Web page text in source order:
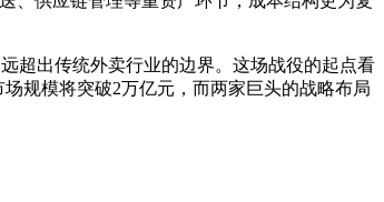
超出传统外卖行业的边界。这场战役的起点看
规模将突破2万亿元，而两家巨头的战略布局